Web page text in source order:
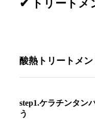
✔ トリートメ
酸熱トリートメ
step1.ケラチンタン
う